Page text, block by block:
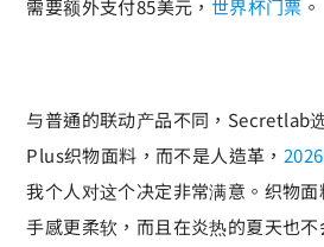
需要额外支付85美元， 世界杯门票 。
与普通的联动产品不同，Secretlab
Plus织物面料，而不是人造革，
我个人对这个决定非常满意。织物面
手感更柔软，而且在炎热的夏天也不